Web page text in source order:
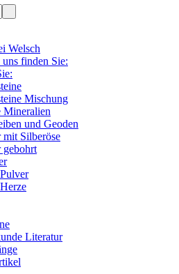
Welsch
finden Sie:
Mischung
Mineralien
und Geoden
mit Silberöse
gebohrt
Literatur